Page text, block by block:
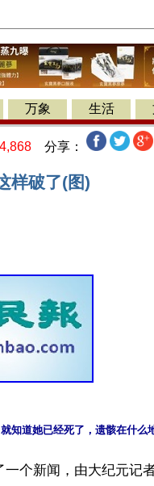
万象 生活
分享：
样破了(图)
个新闻，由大纪元记